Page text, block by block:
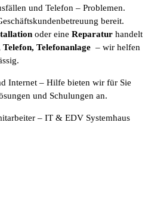
und Telefon – Problemen.
bereit.
oder eine Reparatur handelt
Telefonanlage – wir helfen
Internet – Hilfe bieten wir für Sie
und Schulungen an.
– IT & EDV Systemhaus